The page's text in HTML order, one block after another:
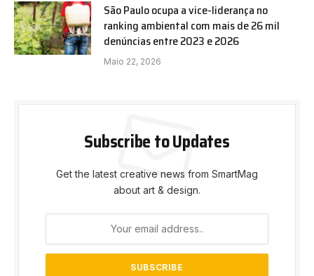
São Paulo ocupa a vice-liderança no
ranking ambiental com mais de 26 mil
denúncias entre 2023 e 2026
Maio 22, 2026
Subscribe to Updates
Get the latest creative news from SmartMag
about art & design.